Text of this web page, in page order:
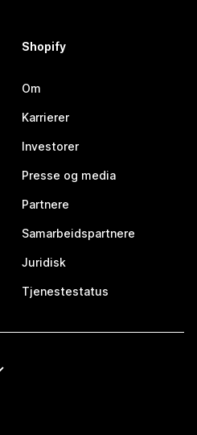
Shopify
Om
Karrierer
Investorer
Presse og media
Partnere
Samarbeidspartnere
Juridisk
Tjenestestatus